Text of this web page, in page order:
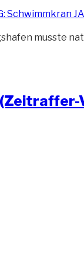
musste